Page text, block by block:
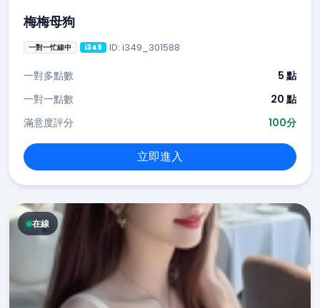
梅梅母狗
一對一忙線中 i349 ID: i349_301588
一對多點數
5 點
一對一點數
20 點
滿意度評分
100分
立即進入
在線